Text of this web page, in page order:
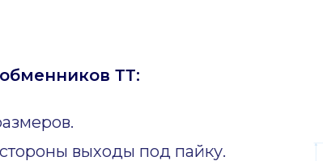
ТТ:
выходы под пайку.